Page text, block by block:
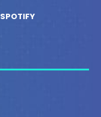
SPOTIFY